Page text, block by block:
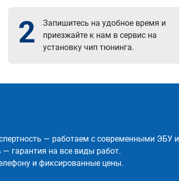
2
Запишитесь на удобное время и
приезжайте к нам в сервис на
установку чип тюнинга.
— работаем с современными ЭБУ и
гарантия на все виды работ.
и фиксированные цены.